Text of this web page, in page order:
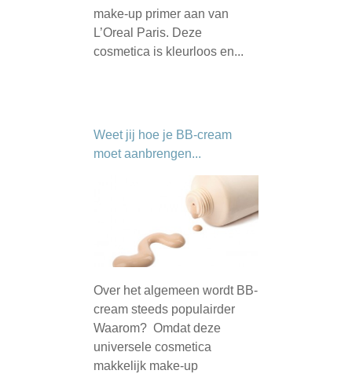
make-up primer aan van
L’Oreal Paris. Deze
cosmetica is kleurloos en...
Weet jij hoe je BB-cream
moet aanbrengen...
Over het algemeen wordt BB-
cream steeds populairder
Waarom? Omdat deze
universele cosmetica
makkelijk make-up